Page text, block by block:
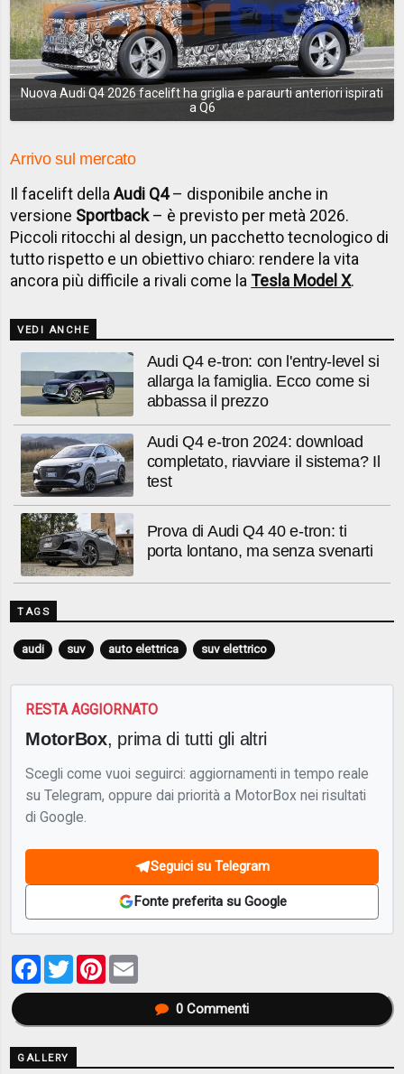
Nuova Audi Q4 2026 facelift ha griglia e paraurti anteriori ispirati
a Q6
Arrivo sul mercato
Il facelift dellaAudi Q4– disponibile anche in
versione Sportback– è previsto per metà 2026.
Piccoli ritocchi al design, un pacchetto tecnologico di
tutto rispetto e un obiettivo chiaro: rendere la vita
ancora più difficile a rivali come laTesla Model X.
VEDI ANCHE
Audi Q4 e-tron: con l'entry-level si
allarga la famiglia. Ecco come si
abbassa il prezzo
Audi Q4 e-tron 2024: download
completato, riavviare il sistema? Il
test
Prova di Audi Q4 40 e-tron: ti
porta lontano, ma senza svenarti
TAGS
audi suv auto elettrica suv elettrico
RESTA AGGIORNATO
MotorBox, prima di tutti gli altri
Scegli come vuoi seguirci: aggiornamenti in tempo reale
su Telegram, oppure dai priorità a MotorBox nei risultati
di Google.
Seguici su Telegram
Fonte preferita su Google
Facebook
TwitterPinterest
0Commenti
GALLERY